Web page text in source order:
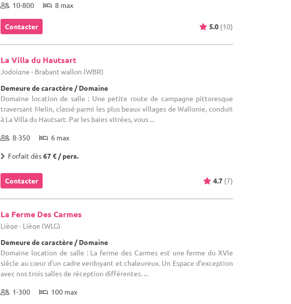
10-800 8 max
Contacter 5.0 (10)
La Villa du Hautsart
Jodoigne - Brabant wallon (WBR)
Demeure de caractère / Domaine
Domaine location de salle : Une petite route de campagne pittoresque
traversant Melin, classé parmi les plus beaux villages de Wallonie, conduit
à La Villa du Hautsart. Par les baies vitrées, vous ...
8-350 6 max
Forfait dès67 € / pers.
Contacter 4.7 (7)
La Ferme Des Carmes
Liège - Liège (WLG)
Demeure de caractère / Domaine
Domaine location de salle : La ferme des Carmes est une ferme du XVIe
siècle au cœur d'un cadre verdoyant et chaleureux. Un Espace d’exception
avec nos trois salles de réception différentes. ...
1-300 100 max